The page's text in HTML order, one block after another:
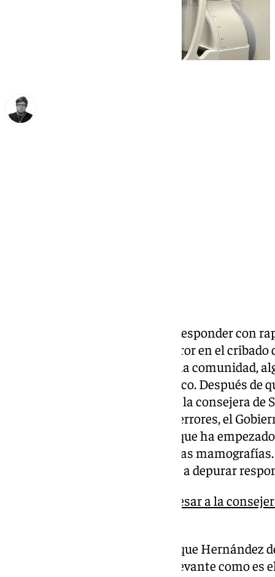
La Junta de Andalucía intenta responder con
ámbito sanitario debido a un error en el
afectado a miles de mujeres en la comunidad,
dos años en recibir su diagnóstico. Después de
que no hay intención de cesar a la consejera
un llamamiento a localizar los errores, el
comunicado con el anuncio de que ha
personas que se habían hecho las
autonómico asegura que se van a depurar
Juanma Moreno rechaza cesar a la
Desde la oposición insisten en que
cadena sobre un asunto tan relevante como es